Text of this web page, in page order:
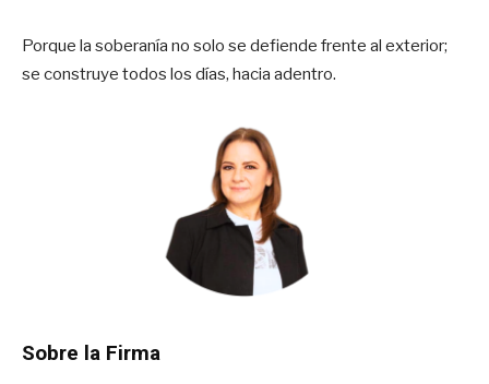
Porque la soberanía no solo se defiende frente al exterior;
se construye todos los días, hacia adentro.
Sobre la Firma